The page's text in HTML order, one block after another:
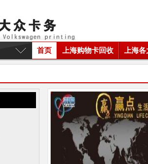
首页 上海购物卡回收 上海